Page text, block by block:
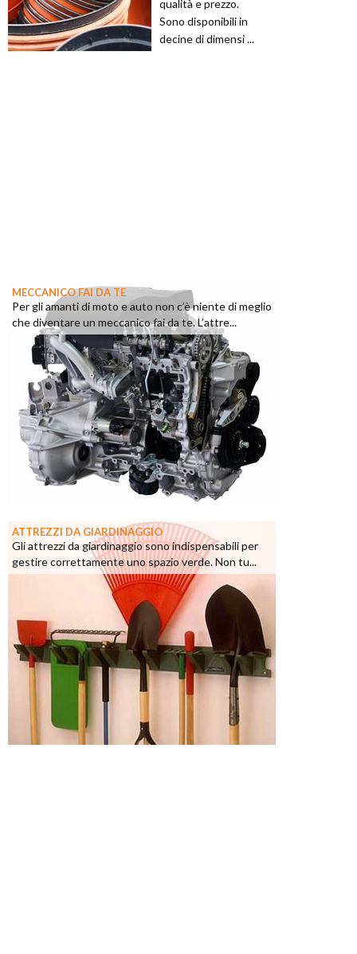
qualità e prezzo.
Sono disponibili in
decine di dimensi ...
MECCANICO FAI DA TE
Per gli amanti di moto e auto non c’è niente di meglio
che diventare un meccanico fai da te. L’attre...
ATTREZZI DA GIARDINAGGIO
Gli attrezzi da giardinaggio sono indispensabili per
gestire correttamente uno spazio verde. Non tu...